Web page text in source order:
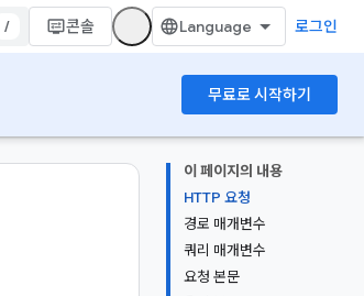
/ 콘솔 로그인
무료로 시작하기
이 페이지의 내용
HTTP 요청
경로 매개변수
쿼리 매개변수
요청 본문